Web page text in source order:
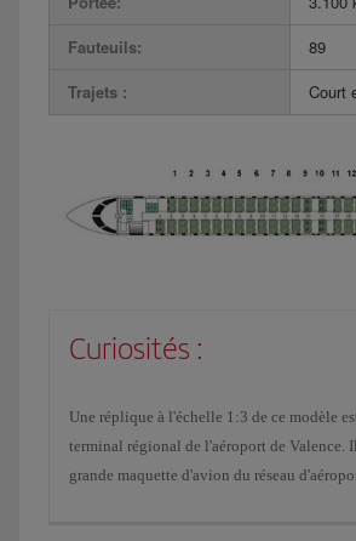
Fauteuils:
89
Trajets :
Court
Curiosités :
Une réplique à l'échelle 1:3 de ce modèle
terminal régional de l'aéroport de Valence.
grande maquette d'avion du réseau